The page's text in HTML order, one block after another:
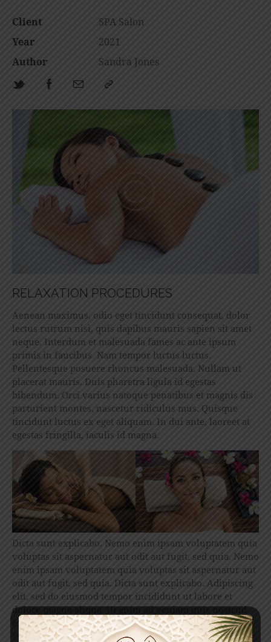
RELAXATION PROCEDURES
Aenean maximus, odio eget tincidunt consequat, dolor
lectus rutrum nisi, quis dapibus mauris sapien sit amet
neque. Interdum et malesuada fames ac ante ipsum
primis in faucibus. Nam tempor luctus luctus.
Pellentesque posuere rhoncus malesuada. Nullam ut
placerat mauris. Duis pharetra ligula id egestas
bibendum. Orci varius natoque penatibus et magnis dis
parturient montes, nascetur ridiculus mus. Quisque
tincidunt luctus ex eget aliquam. In dui ante, laoreet at
egestas fringilla, iaculis id magna.
Dicta sunt explicabo. Nemo enim ipsam voluptatem quia
voluptas sit aspernatur aut odit aut fugit, sed quia. Nemo
enim ipsam voluptatem quia voluptas sit aspernatur aut
odit aut fugit, sed quia. Dicta sunt explicabo. Adipiscing
elit, sed do eiusmod tempor incididunt ut labore et
dolore magna aliqua. Ut enim ad veniam quis nostrud
exercitation enim ullamco. Nemo magna ipsam
Voluptatem Quia Voluptas.
Client
SPA Salon
Year
2021
Author
Sandra Jones